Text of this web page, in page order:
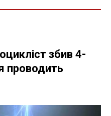
збив 4-
проводить